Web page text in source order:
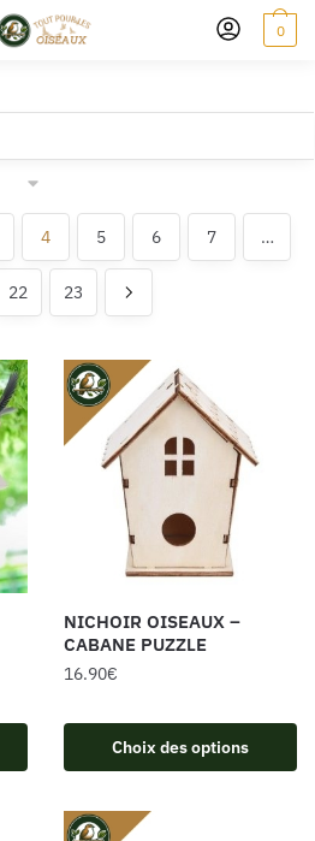
0
4 5 6 7 …
22 23
NICHOIR OISEAUX –
CABANE PUZZLE
16.90€
Choix des options